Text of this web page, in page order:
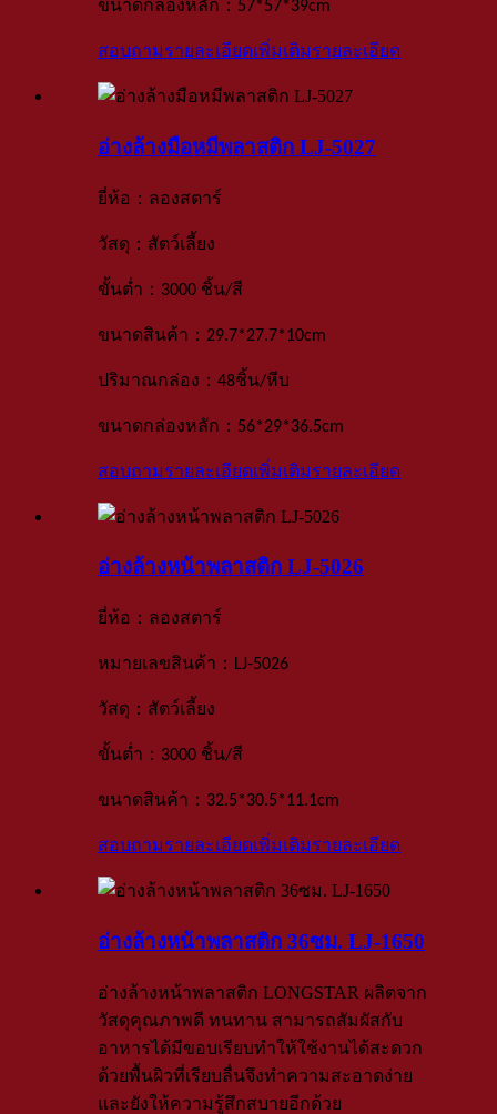
ขนาดกล่องหลัก ： 57*57*39cm
สอบถามรายละเอียดเพิ่มเติมรายละเอียด
อ่างล้างมือหมีพลาสติก LJ-5027
ยี่ห้อ ： ลองสตาร์
วัสดุ ： สัตว์เลี้ยง
ขั้นต่ำ ： 3000 ชิ้น/สี
ขนาดสินค้า ： 29.7*27.7*10cm
ปริมาณกล่อง ： 48ชิ้น/หีบ
ขนาดกล่องหลัก ： 56*29*36.5cm
สอบถามรายละเอียดเพิ่มเติมรายละเอียด
อ่างล้างหน้าพลาสติก LJ-5026
ยี่ห้อ ： ลองสตาร์
หมายเลขสินค้า ： LJ-5026
วัสดุ ： สัตว์เลี้ยง
ขั้นต่ำ ： 3000 ชิ้น/สี
ขนาดสินค้า ： 32.5*30.5*11.1cm
สอบถามรายละเอียดเพิ่มเติมรายละเอียด
อ่างล้างหน้าพลาสติก 36ซม. LJ-1650
อ่างล้างหน้าพลาสติก LONGSTAR ผลิตจาก
วัสดุคุณภาพดี ทนทาน สามารถสัมผัสกับ
อาหารได้มีขอบเรียบทำให้ใช้งานได้สะดวก
ด้วยพื้นผิวที่เรียบลื่นจึงทำความสะอาดง่าย
และยังให้ความรู้สึกสบายอีกด้วย